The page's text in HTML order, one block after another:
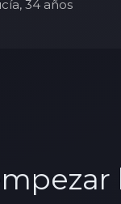
34 años